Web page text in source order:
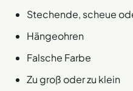
Stechende, scheue
Hängeohren
Falsche Farbe
Zu groß oder zu klein